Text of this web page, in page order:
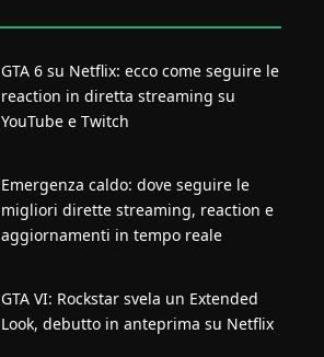
GTA 6 su Netflix: ecco come seguire le
reaction in diretta streaming su
YouTube e Twitch
Emergenza caldo: dove seguire le
migliori dirette streaming, reaction e
aggiornamenti in tempo reale
GTA VI: Rockstar svela un Extended
Look, debutto in anteprima su Netflix